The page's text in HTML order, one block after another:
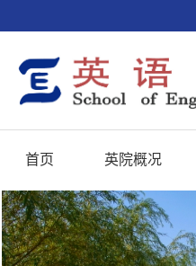
首页 英院概况